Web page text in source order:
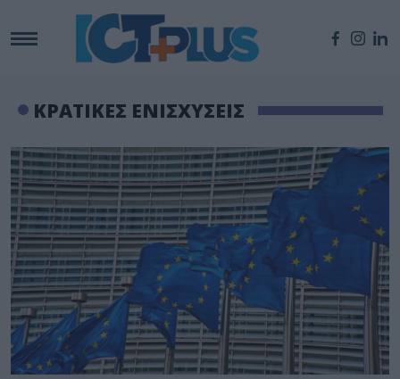
ΚΡΑΤΙΚΕΣ ΕΝΙΣΧΥΣΕΙΣ